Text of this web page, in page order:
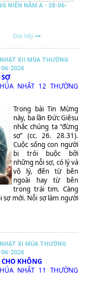
NIÊN NĂM A - 28-06-
Đọc tiếp
XII MÙA THƯỜNG
06-2026
NHẬT 12 THƯỜNG
Trong bài Tin Mừng
này, ba lần Đức Giêsu
nhắc chúng ta “đừng
sợ” (cc. 26. 28.31).
Cuộc sống con người
bị trói buộc bởi
những nỗi sợ, có lý và
vô lý, đến từ bên
ngoài hay từ bên
trong trái tim. Càng
sợ mới. Nỗi sợ làm người
XI MÙA THƯỜNG
06-2026
KHÔNG
NHẬT 11 THƯỜNG